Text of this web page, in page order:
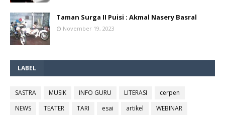
Taman Surga II Puisi : Akmal Nasery Basral
November 19, 2023
LABEL
SASTRA MUSIK INFO GURU LITERASI
cerpen
NEWS
TEATER TARI esai artikel WEBINAR